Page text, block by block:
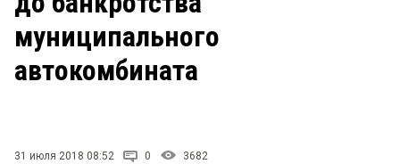
СТИЛЬ ЖИЗНИ
муниципального
автокомбината
31 июля 2018 08:52 0 3682